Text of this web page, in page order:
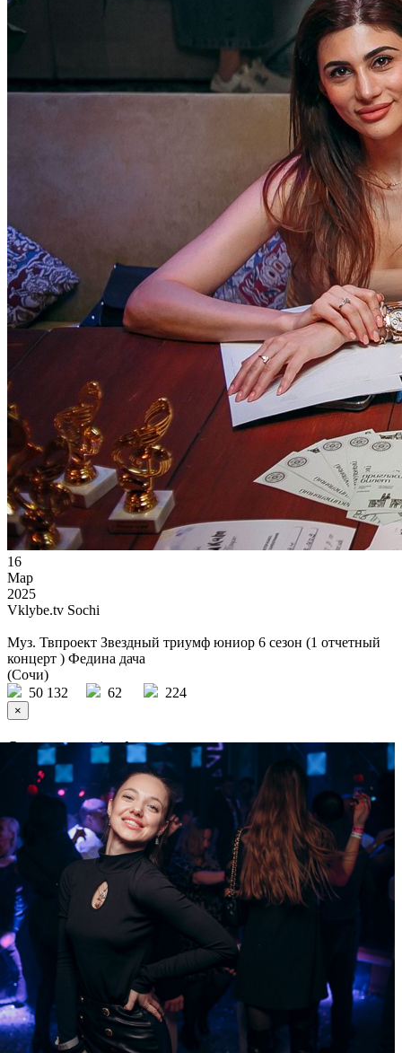
16
Мар
2025
Vklybe.tv Sochi
Муз. Твпроект Звездный триумф юниор 6 сезон (1 отчетный
концерт ) Федина дача
(Сочи)
50 132
62 224
×
Ссылка на отбор фото